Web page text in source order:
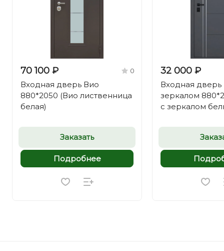
70 100 ₽ 0
Входная дверь Вио
880*2050 (Вио лиственница
белая)
Заказать
Подробнее
32 000 ₽
Входная дверь
зеркалом
с зеркалом